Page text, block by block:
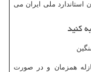
استاندارد ملی ایران می
کنید
سایز های متفاوت 1 و 2 و 4 و 6 نازله همزمان و در صورت